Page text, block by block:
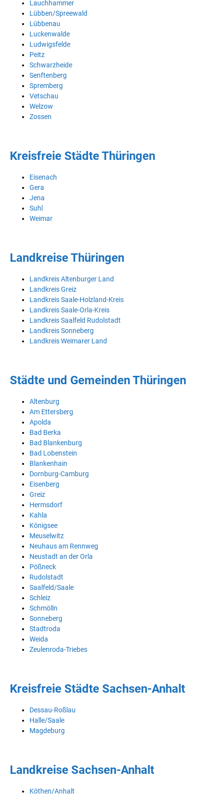
Lauchhammer
Lübben/Spreewald
Lübbenau
Luckenwalde
Ludwigsfelde
Peitz
Schwarzheide
Senftenberg
Spremberg
Vetschau
Welzow
Zossen
Kreisfreie Städte Thüringen
Eisenach
Gera
Jena
Suhl
Weimar
Landkreise Thüringen
Landkreis Altenburger Land
Landkreis Greiz
Landkreis Saale-Holzland-Kreis
Landkreis Saale-Orla-Kreis
Landkreis Saalfeld Rudolstadt
Landkreis Sonneberg
Landkreis Weimarer Land
Städte und Gemeinden Thüringen
Altenburg
Am Ettersberg
Apolda
Bad Berka
Bad Blankenburg
Bad Lobenstein
Blankenhain
Dornburg-Camburg
Eisenberg
Greiz
Hermsdorf
Kahla
Königsee
Meuselwitz
Neuhaus am Rennweg
Neustadt an der Orla
Pößneck
Rudolstadt
Saalfeld/Saale
Schleiz
Schmölln
Sonneberg
Stadtroda
Weida
Zeulenroda-Triebes
Kreisfreie Städte Sachsen-Anhalt
Dessau-Roßlau
Halle/Saale
Magdeburg
Landkreise Sachsen-Anhalt
Köthen/Anhalt